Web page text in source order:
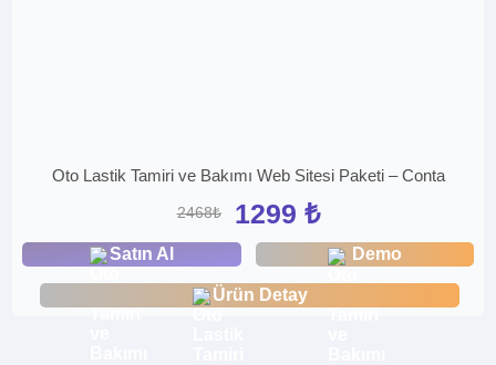
Oto Lastik Tamiri ve Bakımı Web Sitesi Paketi – Conta
2468₺ 1299 ₺
Satın Al Demo
Ürün Detay